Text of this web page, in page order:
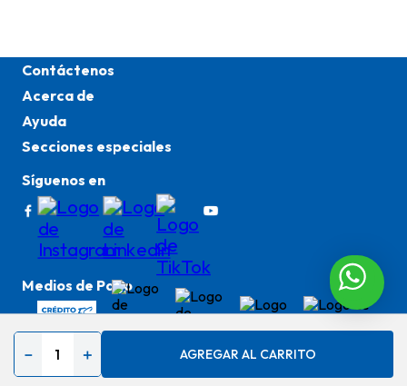
＋
－ AGREGAR AL CARRITO
Contáctenos
Acerca de
Ayuda
Secciones especiales
Síguenos en
Medios de Pago
Copyright © 2025 Alessa. Todos los derechos
reservados. Empowered by